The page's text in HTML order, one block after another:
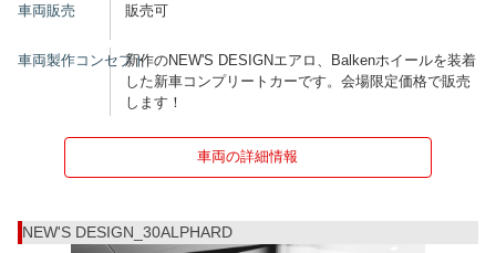
車両販売 販売可
車両製作コンセプト新作のNEW'S DESIGNエアロ、Balkenホイールを装着
した新車コンプリートカーです。会場限定価格で販売
します！
車両の詳細情報
NEW'S DESIGN_30ALPHARD